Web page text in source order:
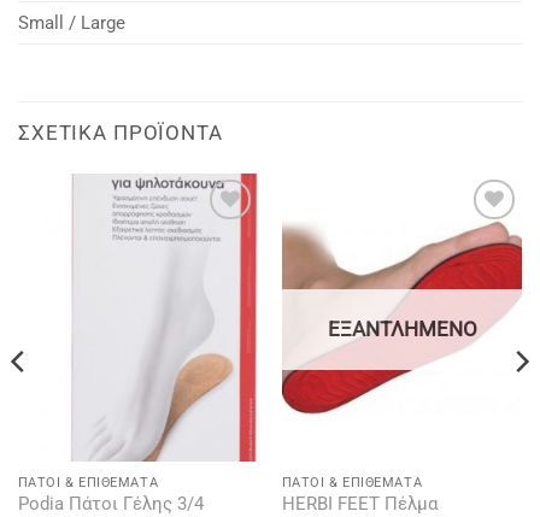
Small / Large
ΣΧΕΤΙΚΆ ΠΡΟΪΌΝΤΑ
Add to
ΠΆΤΟΙ & ΕΠΙΘΈΜΑΤΑ
Podia Πάτοι Γέλης 3/4
Add to
wishlist
ΕΞΑΝΤΛΗΜΈΝΟ
ΠΆΤΟΙ & ΕΠΙΘΈΜΑΤΑ
HERBI FEET Πέλμα